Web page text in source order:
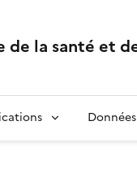
la santé et
Données